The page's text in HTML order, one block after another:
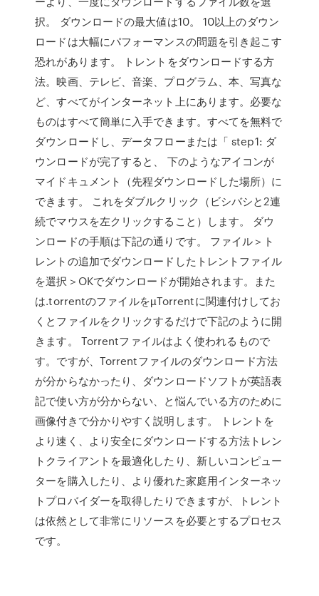
択。 ダウンロードの最大値は10。 10以上のダウン
ロードは大幅にパフォーマンスの問題を引き起こす
恐れがあります。 トレントをダウンロードする方
法。映画、テレビ、音楽、プログラム、本、写真な
ど、すべてがインターネット上にあります。必要な
ものはすべて簡単に入手できます。すべてを無料で
ダウンロードし、データフローまたは「 step1: ダ
ウンロードが完了すると、 下のようなアイコンが
マイドキュメント（先程ダウンロードした場所）に
できます。 これをダブルクリック（ビシバシと2連
続でマウスを左クリックすること）します。 ダウ
ンロードの手順は下記の通りです。 ファイル＞ト
レントの追加でダウンロードしたトレントファイル
を選択＞OKでダウンロードが開始されます。また
は.torrentのファイルをµTorrentに関連付けしてお
くとファイルをクリックするだけで下記のように開
きます。 Torrentファイルはよく使われるもので
す。ですが、Torrentファイルのダウンロード方法
が分からなかったり、ダウンロードソフトが英語表
記で使い方が分からない、と悩んでいる方のために
画像付きで分かりやすく説明します。 トレントを
より速く、より安全にダウンロードする方法トレン
トクライアントを最適化したり、新しいコンピュー
ターを購入したり、より優れた家庭用インターネッ
トプロバイダーを取得したりできますが、トレント
は依然として非常にリソースを必要とするプロセス
です。